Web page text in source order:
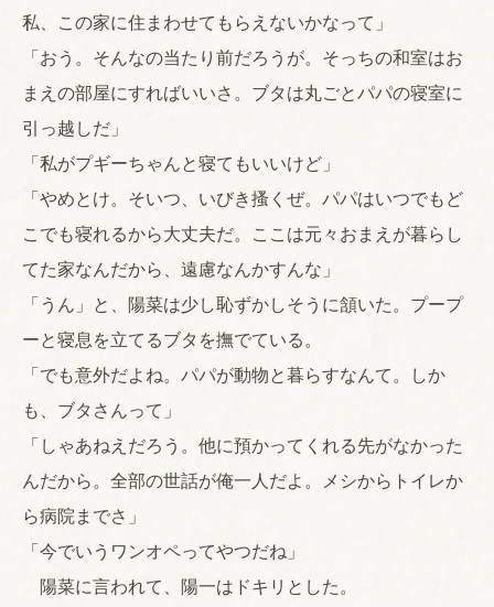
私、この家に住まわせてもらえないかなって」
「おう。そんなの当たり前だろうが。そっちの和室はお
まえの部屋にすればいいさ。ブタは丸ごとパパの寝室に
引っ越しだ」
「私がプギーちゃんと寝てもいいけど」
「やめとけ。そいつ、いびき搔くぜ。パパはいつでもど
こでも寝れるから大丈夫だ。ここは元々おまえが暮らし
てた家なんだから、遠慮なんかすんな」
「うん」と、陽菜は少し恥ずかしそうに頷いた。プープ
ーと寝息を立てるブタを撫でている。
「でも意外だよね。パパが動物と暮らすなんて。しか
も、ブタさんって」
「しゃあねえだろう。他に預かってくれる先がなかった
んだから。全部の世話が俺一人だよ。メシからトイレか
ら病院までさ」
「今でいうワンオペってやつだね」
陽菜に言われて、陽一はドキリとした。